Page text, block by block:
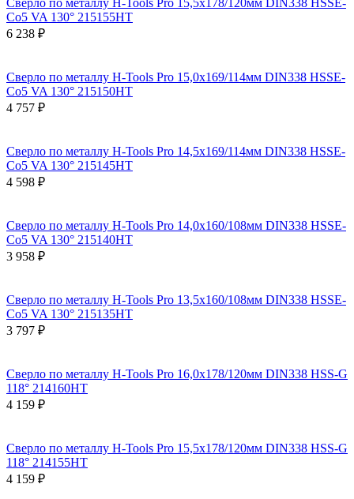
Сверло по металлу H-Tools Pro 15,5x178/120мм DIN338 HSSE-
Co5 VA 130° 215155HT
6 238 ₽
Сверло по металлу H-Tools Pro 15,0x169/114мм DIN338 HSSE-
Co5 VA 130° 215150HT
4 757 ₽
Сверло по металлу H-Tools Pro 14,5x169/114мм DIN338 HSSE-
Co5 VA 130° 215145HT
4 598 ₽
Сверло по металлу H-Tools Pro 14,0x160/108мм DIN338 HSSE-
Co5 VA 130° 215140HT
3 958 ₽
Сверло по металлу H-Tools Pro 13,5x160/108мм DIN338 HSSE-
Co5 VA 130° 215135HT
3 797 ₽
Сверло по металлу H-Tools Pro 16,0x178/120мм DIN338 HSS-G
118° 214160HT
4 159 ₽
Сверло по металлу H-Tools Pro 15,5x178/120мм DIN338 HSS-G
118° 214155HT
4 159 ₽